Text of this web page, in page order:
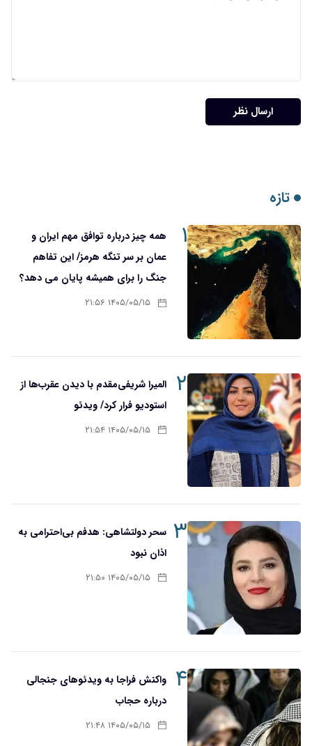
ارسال نظر
تازه
۱
همه چیز درباره توافق مهم ایران و
عمان بر سر تنگه هرمز/ این تفاهم
جنگ را برای همیشه پایان می دهد؟
۱۴۰۵/۰۵/۱۵ ۲۱:۵۶
۲
المیرا شریفی‌مقدم با دیدن عقرب‌ها از
استودیو فرار کرد/ ویدئو
۱۴۰۵/۰۵/۱۵ ۲۱:۵۴
۳ سحر دولتشاهی: هدفم بی‌احترامی به
اذان نبود
۱۴۰۵/۰۵/۱۵ ۲۱:۵۰
۴
واکنش فراجا به ویدئوهای جنجالی
درباره حجاب
۱۴۰۵/۰۵/۱۵ ۲۱:۴۸